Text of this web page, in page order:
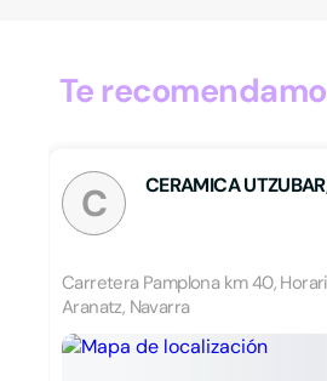
Te
C CERAMICA
Carretera Pamplona km 40,
Aranatz, Navarra